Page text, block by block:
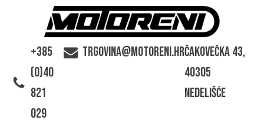
+385
(0)40
821
029
trgovina@motoreni.hrČakovečka 43,
40305
Nedelišće